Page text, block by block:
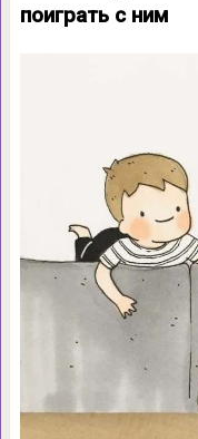
поиграть с ним